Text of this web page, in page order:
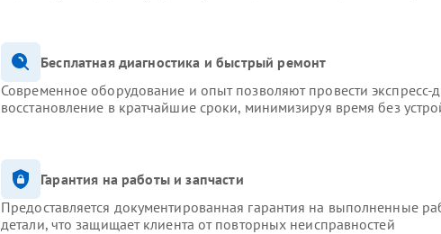
Бесплатная диагностика и быстрый ремонт
Современное оборудование и опыт позволяют провести экспресс-
восстановление в кратчайшие сроки, минимизируя время без
Гарантия на работы и запчасти
Предоставляется документированная гарантия на выполненные
детали, что защищает клиента от повторных неисправностей